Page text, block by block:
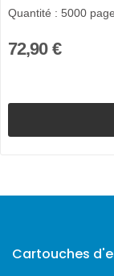
Quantité : 5000
72,90 €
Cartouches